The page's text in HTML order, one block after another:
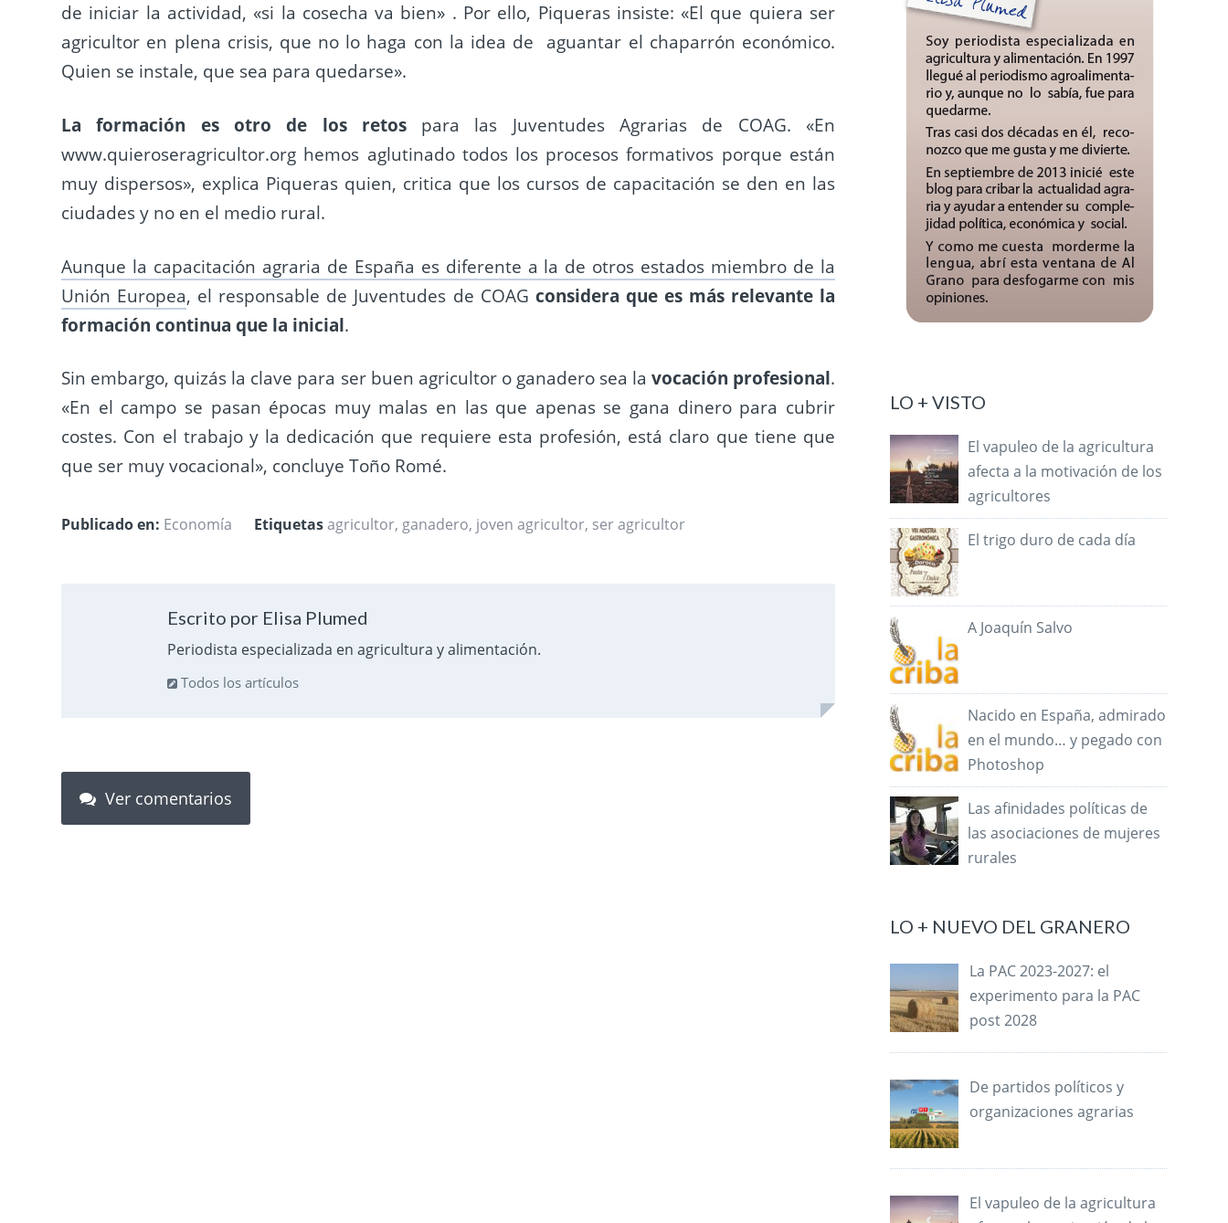
de iniciar la actividad, «si la cosecha va bien» . Por ello, Piqueras insiste: «El que quiera ser
agricultor en plena crisis, que no lo haga con la idea de aguantar el chaparrón económico.
Quien se instale, que sea para quedarse».
La formación es otro de los retospara las Juventudes Agrarias de COAG. «En
www.quieroseragricultor.org hemos aglutinado todos los procesos formativos porque están
muy dispersos», explica Piqueras quien, critica que los cursos de capacitación se den en las
ciudades y no en el medio rural.
Aunque la capacitación agraria de España es diferente a la de otros estados miembro de la
Unión Europea, el responsable de Juventudes de COAG considera que es más relevante la
formación continua que la inicial.
Sin embargo, quizás la clave para ser buen agricultor o ganadero sea la vocación profesional.
«En el campo se pasan épocas muy malas en las que apenas se gana dinero para cubrir
costes. Con el trabajo y la dedicación que requiere esta profesión, está claro que tiene que
que ser muy vocacional», concluye Toño Romé.
Publicado en: Economía Etiquetasagricultor, ganadero, joven agricultor, ser agricultor
Escrito por Elisa Plumed
Periodista especializada en agricultura y alimentación.
Todos los artículos
Ver comentarios
LO + VISTO
El vapuleo de la agricultura
afecta a la motivación de los
agricultores
El trigo duro de cada día
A Joaquín Salvo
Nacido en España, admirado
en el mundo… y pegado con
Photoshop
Las afinidades políticas de
las asociaciones de mujeres
rurales
LO + NUEVO DEL GRANERO
La PAC 2023-2027: el
experimento para la PAC
post 2028
De partidos políticos y
organizaciones agrarias
El vapuleo de la agricultura